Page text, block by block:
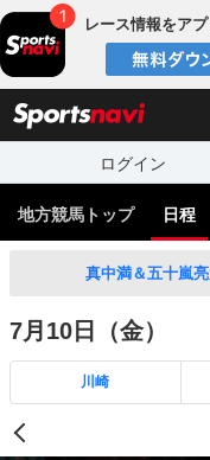
レース情報をア
ログイン
地方競馬トップ 日程
真中満＆五十嵐
7月10日（金）
川崎